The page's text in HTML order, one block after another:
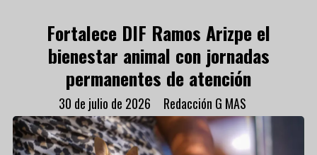
Fortalece DIF Ramos Arizpe el
bienestar animal con jornadas
permanentes de atención
Redacción G MAS
30 de julio de 2026